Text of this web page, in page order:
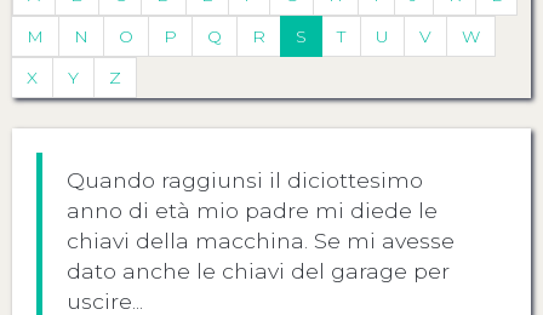
M
N O P Q R S T U V
W
X
Y Z
Quando raggiunsi il diciottesimo
anno di età mio padre mi diede le
chiavi della macchina. Se mi avesse
dato anche le chiavi del garage per
uscire...